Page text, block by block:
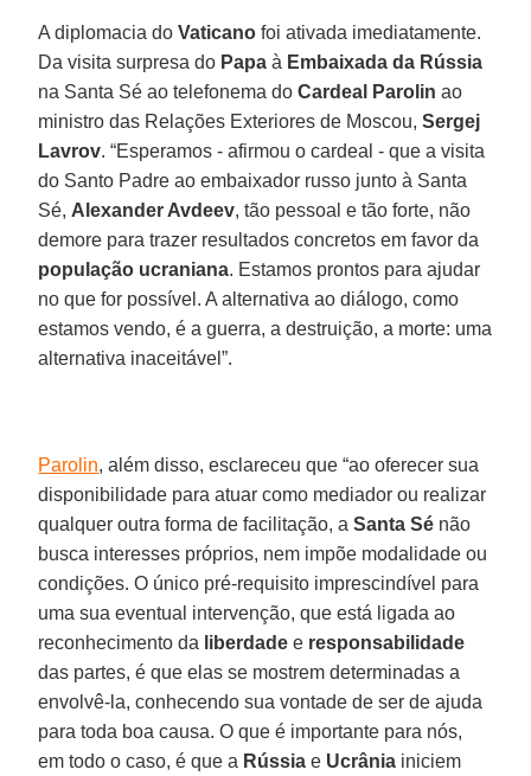
A diplomacia doVaticano foi ativada imediatamente.
Da visita surpresa do Papa à Embaixada da Rússia
na Santa Sé ao telefonema doCardeal Parolin ao
ministro das Relações Exteriores de Moscou,Sergej
Lavrov. “Esperamos - afirmou o cardeal - que a visita
do Santo Padre ao embaixador russo junto à Santa
Sé, Alexander Avdeev, tão pessoal e tão forte, não
demore para trazer resultados concretos em favor da
população ucraniana. Estamos prontos para ajudar
no que for possível. A alternativa ao diálogo, como
estamos vendo, é a guerra, a destruição, a morte: uma
alternativa inaceitável”.
Parolin, além disso, esclareceu que “ao oferecer sua
disponibilidade para atuar como mediador ou realizar
qualquer outra forma de facilitação, aSanta Sé não
busca interesses próprios, nem impõe modalidade ou
condições. O único pré-requisito imprescindível para
uma sua eventual intervenção, que está ligada ao
reconhecimento da liberdade e responsabilidade
das partes, é que elas se mostrem determinadas a
envolvê-la, conhecendo sua vontade de ser de ajuda
para toda boa causa. O que é importante para nós,
em todo o caso, é que a Rússia e Ucrânia iniciem